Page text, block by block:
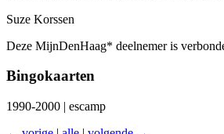
Suze Korssen
Deze MijnDenHaag* deelnemer is
Bingokaarten
1990-2000 | escamp